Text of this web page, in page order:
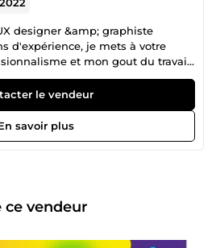
designer &amp; graphiste
d'expérience, je mets à votre
et mon gout du travail
le vendeur
savoir plus
ce vendeur